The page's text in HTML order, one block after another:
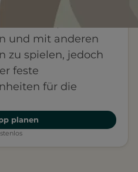
ist ein
Hunde, um sich
und mit anderen
zu spielen, jedoch
feste
für die
planen